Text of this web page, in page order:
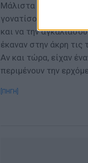
Μάλιστα και οι δύο
γονατίσουν μπροστά
και να την
έκαναν στην άκρη τις
Αν και τώρα, είχαν
περιμένουν την
[ΠΗΓΗ]